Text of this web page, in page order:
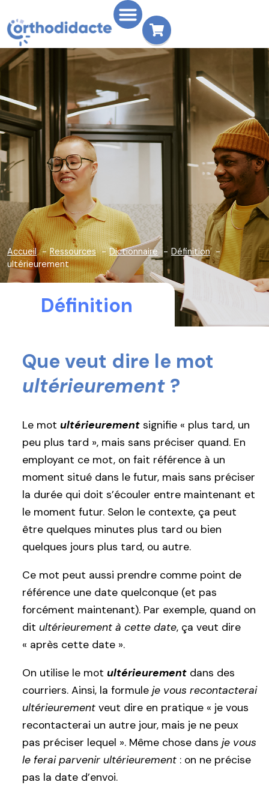
Accueil Ressources Dictionnaire
Définition
ultérieurement
Définition
Que veut dire le mot
ultérieurement ?
Le mot ultérieurement signifie « plus tard, un
peu plus tard », mais sans préciser quand. En
employant ce mot, on fait référence à un
moment situé dans le futur, mais sans préciser
la durée qui doit s’écouler entre maintenant et
le moment futur. Selon le contexte, ça peut
être quelques minutes plus tard ou bien
quelques jours plus tard, ou autre.
Ce mot peut aussi prendre comme point de
référence une date quelconque (et pas
forcément maintenant). Par exemple, quand on
dit ultérieurement à cette date, ça veut dire
« après cette date ».
On utilise le mot ultérieurement dans des
courriers. Ainsi, la formule je vous recontacterai
ultérieurement veut dire en pratique « je vous
recontacterai un autre jour, mais je ne peux
pas préciser lequel ». Même chose dans je vous
le ferai parvenir ultérieurement : on ne précise
pas la date d’envoi.